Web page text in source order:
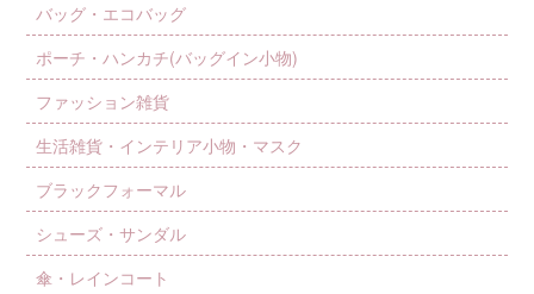
バッグ・エコバッグ
ポーチ・ハンカチ(バッグイン小物)
ファッション雑貨
生活雑貨・インテリア小物・マスク
ブラックフォーマル
シューズ・サンダル
傘・レインコート